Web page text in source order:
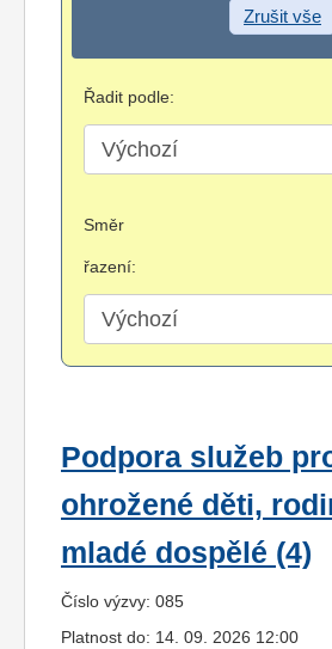
Zrušit vše
Řadit podle:
Směr
řazení:
Podpora služeb
ohrožené děti,
mladé dospělé (4)
Číslo výzvy: 085
Platnost do: 14. 09. 2026 12:00